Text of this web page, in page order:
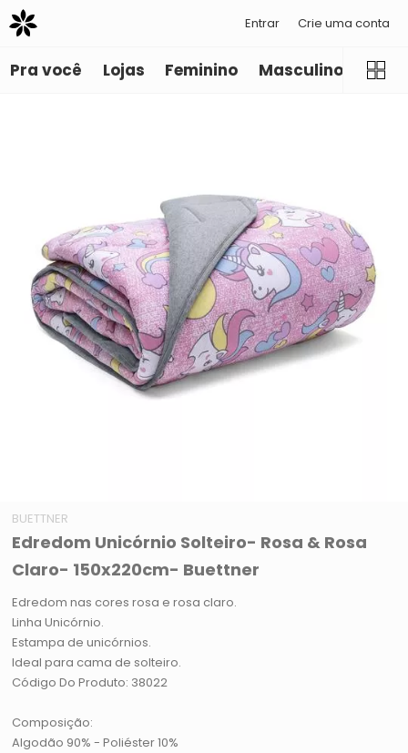
Entrar Crie uma conta
Pra você Lojas Feminino Masculino
BUETTNER
Edredom Unicórnio Solteiro- Rosa & Rosa
Claro- 150x220cm- Buettner
Edredom nas cores rosa e rosa claro.
Linha Unicórnio.
Estampa de unicórnios.
Ideal para cama de solteiro.
Código Do Produto: 38022
Composição:
Algodão 90% - Poliéster 10%